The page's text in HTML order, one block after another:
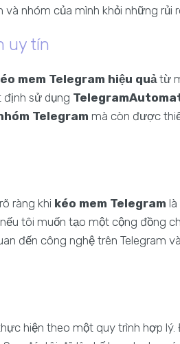
nhóm của mình khỏi những rủi
uy tín
mem Telegram hiệu quảtừ
định sử dụng
Telegram mà còn được
ràng khi kéo mem Telegram
tôi muốn tạo một cộng đồng
đến công nghệ trên Telegram
hiện theo một quy trình hợp